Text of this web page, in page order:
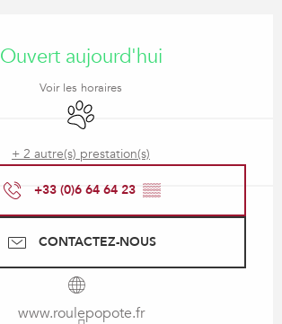
Ouvert aujourd'hui
Voir les horaires
Animaux acceptés
+ 2 autre(s) prestation(s)
+33 (0)6 64 64 23 ▒▒
CONTACTEZ-NOUS
www.roulepopote.fr